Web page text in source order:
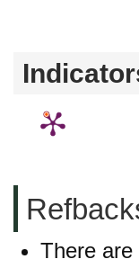
There are